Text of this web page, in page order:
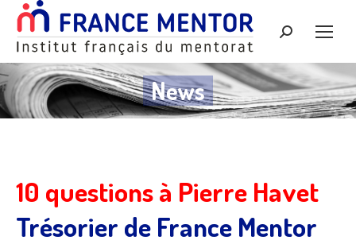
Recherche
:
News
10 questions à Pierre Havet
Trésorier de France Mentor